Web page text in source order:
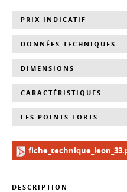
DESCRIPTION
PRIX INDICATIF
DONNÉES TECHNIQUES
DIMENSIONS
CARACTÉRISTIQUES
LES POINTS FORTS